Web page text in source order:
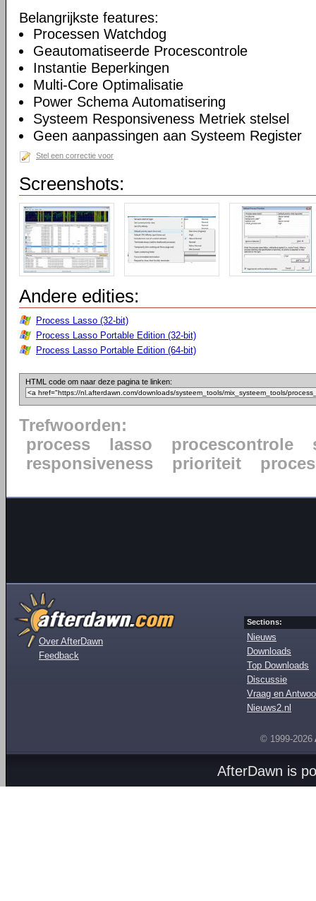
Belangrijkste features:
Processen Watchdog
Geautomatiseerde Procescontrole
Instantie Beperkingen
Multi-Core Optimalisatie
Power Schema Automatisering
Systeem Responsiveness Metriek stelsel
Geen aanpassingen aan Systeem Register
Stel een correctie voor
Screenshots:
Andere edities:
Process Lasso (32-bit)
Process Lasso Portable Edition (32-bit)
Process Lasso Portable Edition (64-bit)
HTML code om naar deze pagina te linken:
Trefwoorden:
process
lasso procescontrole
responsiveness
prioriteit
Over AfterDawn
Feedback
Sections:
Nieuws
Downloads
Top Downloads
Discussie
Vraag en
Nieuws2.nl
© 1999-2026
AfterDawn is